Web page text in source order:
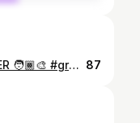
5 casquettes 🧢, 1 passion : CRÉER 🧑🏾‍🎨 #graphiste #impressionnumérique #senegal #digital 87